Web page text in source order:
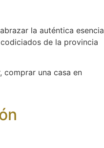
la auténtica esencia
de la provincia
comprar una casa en